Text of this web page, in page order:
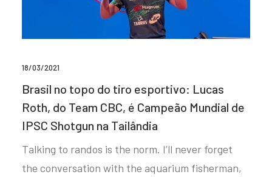
18/03/2021
Brasil no topo do tiro esportivo: Lucas
Roth, do Team CBC, é Campeão Mundial de
IPSC Shotgun na Tailândia
Talking to randos is the norm. I’ll never forget
the conversation with the aquarium fisherman,